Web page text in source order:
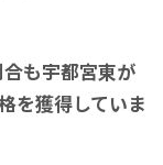
も宇都宮東が
を獲得していま